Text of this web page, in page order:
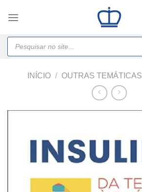
Products
search
INÍCIO / OUTRAS TEMÁTICAS